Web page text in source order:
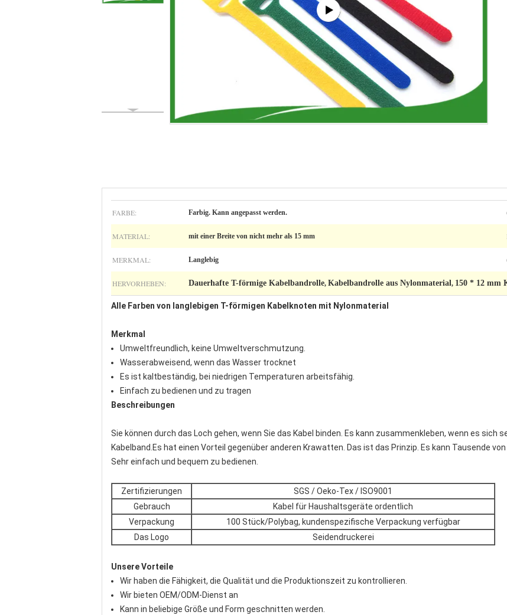
FARBE: Farbig. Kann angepasst werden.
MATERIAL: mit einer Breite von nicht mehr als 15 mm
MERKMAL: Langlebig
HERVORHEBEN: Dauerhafte T-förmige Kabelbandrolle, Kabelbandrolle aus Nylonmaterial, 150 * 12 mm
Alle Farben von langlebigen T-förmigen Kabelknoten mit Nylonmaterial
Merkmal
Umweltfreundlich, keine Umweltverschmutzung.
Wasserabweisend, wenn das Wasser trocknet
Es ist kaltbeständig, bei niedrigen Temperaturen arbeitsfähig.
Einfach zu bedienen und zu tragen
Beschreibungen
Sie können durch das Loch gehen, wenn Sie das Kabel binden. Es kann zusammenkleben, wenn es sich
Kabelband.Es hat einen Vorteil gegenüber anderen Krawatten. Das ist das Prinzip. Es kann Tausende
Sehr einfach und bequem zu bedienen.
Zertifizierungen
SGS / Oeko-Tex / ISO9001
Gebrauch
Kabel für Haushaltsgeräte ordentlich
Verpackung
100 Stück/Polybag, kundenspezifische Verpackung verfügbar
Das Logo
Seidendruckerei
Unsere Vorteile
Wir haben die Fähigkeit, die Qualität und die Produktionszeit zu kontrollieren.
Wir bieten OEM/ODM-Dienst an
Kann in beliebige Größe und Form geschnitten werden.